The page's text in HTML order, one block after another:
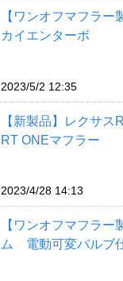
【ワンオフマフラー
カイエンターボ
2023/5/2 12:35
【新製品】レクサ
RT ONEマフラー
2023/4/28 14:13
【ワンオフマフラー
ム 電動可変バルブ